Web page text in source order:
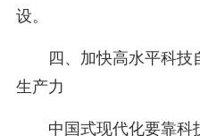
设。
四、加快高水平科
生产力
中国式现代化要靠科